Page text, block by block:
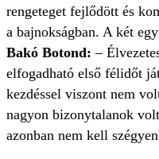
rengeteget fejlődött és
a bajnokságban. A két
Bakó Botond: –
elfogadható első félidőt
kezdéssel viszont nem
nagyon bizonytalanok
azonban nem kell